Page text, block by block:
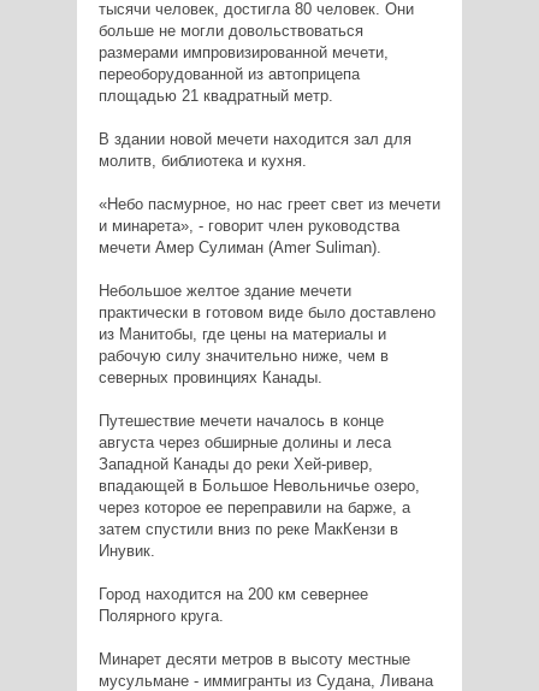
тысячи человек, достигла 80 человек. Они
больше не могли довольствоваться
размерами импровизированной мечети,
переоборудованной из автоприцепа
площадью 21 квадратный метр.
В здании новой мечети находится зал для
молитв, библиотека и кухня.
«Небо пасмурное, но нас греет свет из мечети
и минарета», - говорит член руководства
мечети Амер Сулиман (Amer Suliman).
Небольшое желтое здание мечети
практически в готовом виде было доставлено
из Манитобы, где цены на материалы и
рабочую силу значительно ниже, чем в
северных провинциях Канады.
Путешествие мечети началось в конце
августа через обширные долины и леса
Западной Канады до реки Хей-ривер,
впадающей в Большое Невольничье озеро,
через которое ее переправили на барже, а
затем спустили вниз по реке МакКензи в
Инувик.
Город находится на 200 км севернее
Полярного круга.
Минарет десяти метров в высоту местные
мусульмане - иммигранты из Судана, Ливана